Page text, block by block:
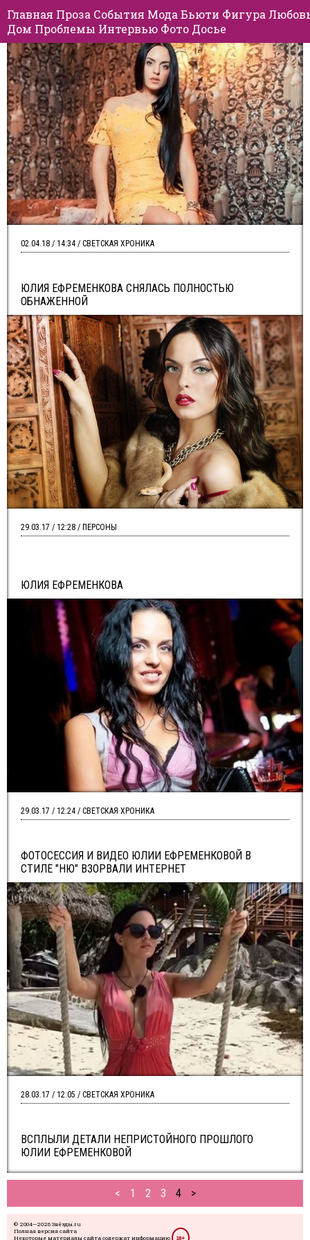
Главная Проза События Мода Бьюти Фигура
Дом Проблемы Интервью Фото Досье
ЮЛИЯ ЕФРЕМЕНКОВА СНЯЛАСЬ ПОЛНОСТЬЮ
ОБНАЖЕННОЙ
02.04.18 / 14:34 / СВЕТСКАЯ ХРОНИКА
ЮЛИЯ ЕФРЕМЕНКОВА
29.03.17 / 12:28 / ПЕРСОНЫ
ФОТОСЕССИЯ И ВИДЕО ЮЛИИ ЕФРЕМЕНКОВОЙ В
СТИЛЕ "НЮ" ВЗОРВАЛИ ИНТЕРНЕТ
29.03.17 / 12:24 / СВЕТСКАЯ ХРОНИКА
ВСПЛЫЛИ ДЕТАЛИ НЕПРИСТОЙНОГО ПРОШЛОГО
ЮЛИИ ЕФРЕМЕНКОВОЙ
28.03.17 / 12:05 / СВЕТСКАЯ ХРОНИКА
< 1 2 3 4 >
© 2004—2026 Звёзды.ru
Полная версия сайта
Некоторые материалы сайта содержат информацию
18+